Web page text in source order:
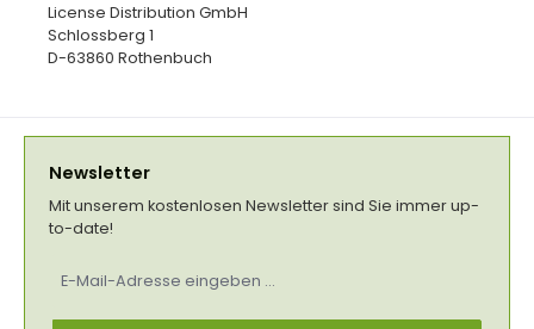
License Distribution GmbH
Schlossberg 1
D-63860 Rothenbuch
Newsletter
Mit unserem kostenlosen Newsletter sind Sie immer up-
to-date!
Mail-